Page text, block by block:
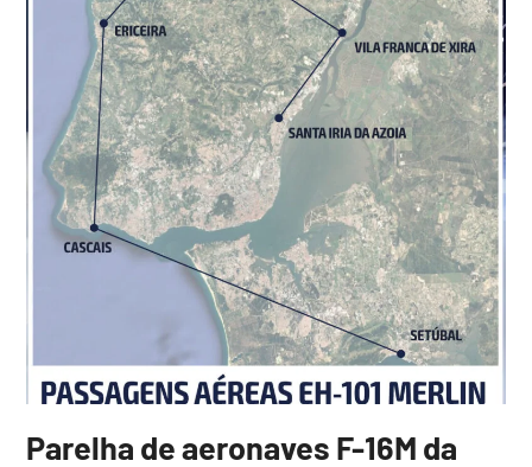
Parelha de aeronaves F-16M da